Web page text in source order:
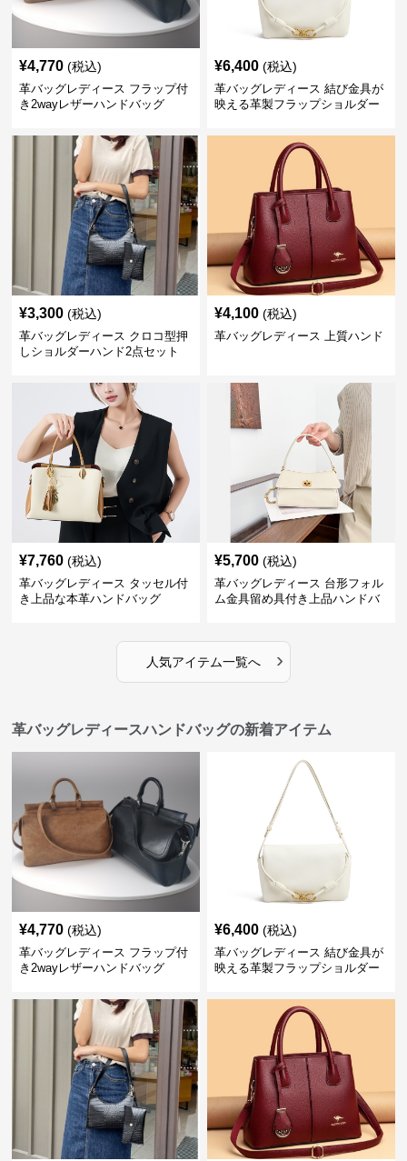
¥4,770 (税込)
革バッグレディース フラップ付
き2wayレザーハンドバッグ
¥6,400 (税込)
革バッグレディース 結び金具が
映える革製フラップショルダー
¥3,300 (税込)
革バッグレディース クロコ型押
しショルダーハンド2点セット
¥4,100 (税込)
革バッグレディース 上質ハンド
¥7,760 (税込)
革バッグレディース タッセル付
き上品な本革ハンドバッグ
¥5,700 (税込)
革バッグレディース 台形フォル
ム金具留め具付き上品ハンドバ
人気アイテム一覧へ ›
革バッグレディースハンドバッグの新着アイテム
¥4,770 (税込)
革バッグレディース フラップ付
き2wayレザーハンドバッグ
¥6,400 (税込)
革バッグレディース 結び金具が
映える革製フラップショルダー